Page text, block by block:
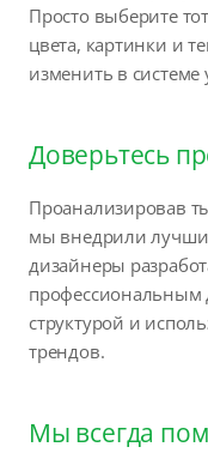
Просто выберите
цвета, картинки и
изменить в системе
Доверьтесь
Проанализировав
мы внедрили
дизайнеры
структурой и
трендов.
Мы всегда